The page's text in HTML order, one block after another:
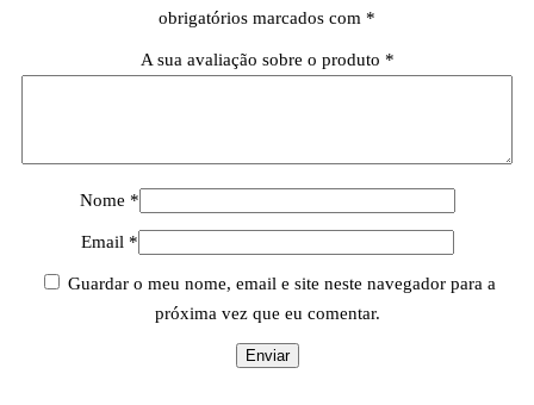
obrigatórios marcados com *
A sua avaliação sobre o produto *
Nome *
Email *
Guardar o meu nome, email e site neste navegador para a
próxima vez que eu comentar.